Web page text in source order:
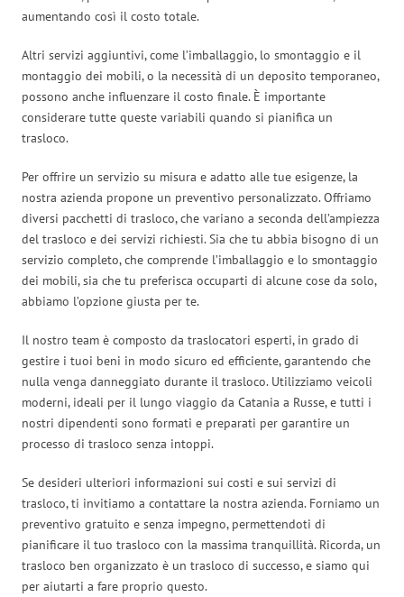
aumentando così il costo totale.
Altri servizi aggiuntivi, come l’imballaggio, lo smontaggio e il
montaggio dei mobili, o la necessità di un deposito temporaneo,
possono anche influenzare il costo finale. È importante
considerare tutte queste variabili quando si pianifica un
trasloco.
Per offrire un servizio su misura e adatto alle tue esigenze, la
nostra azienda propone un preventivo personalizzato. Offriamo
diversi pacchetti di trasloco, che variano a seconda dell’ampiezza
del trasloco e dei servizi richiesti. Sia che tu abbia bisogno di un
servizio completo, che comprende l’imballaggio e lo smontaggio
dei mobili, sia che tu preferisca occuparti di alcune cose da solo,
abbiamo l’opzione giusta per te.
Il nostro team è composto da traslocatori esperti, in grado di
gestire i tuoi beni in modo sicuro ed efficiente, garantendo che
nulla venga danneggiato durante il trasloco. Utilizziamo veicoli
moderni, ideali per il lungo viaggio da Catania a Russe, e tutti i
nostri dipendenti sono formati e preparati per garantire un
processo di trasloco senza intoppi.
Se desideri ulteriori informazioni sui costi e sui servizi di
trasloco, ti invitiamo a contattare la nostra azienda. Forniamo un
preventivo gratuito e senza impegno, permettendoti di
pianificare il tuo trasloco con la massima tranquillità. Ricorda, un
trasloco ben organizzato è un trasloco di successo, e siamo qui
per aiutarti a fare proprio questo.